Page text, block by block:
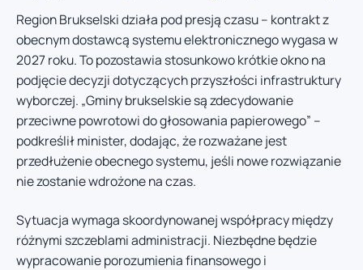
Region Brukselski działa pod presją czasu – kontrakt z
obecnym dostawcą systemu elektronicznego wygasa w
2027 roku. To pozostawia stosunkowo krótkie okno na
podjęcie decyzji dotyczących przyszłości infrastruktury
wyborczej. „Gminy brukselskie są zdecydowanie
przeciwne powrotowi do głosowania papierowego” –
podkreślił minister, dodając, że rozważane jest
przedłużenie obecnego systemu, jeśli nowe rozwiązanie
nie zostanie wdrożone na czas.
Sytuacja wymaga skoordynowanej współpracy między
różnymi szczeblami administracji. Niezbędne będzie
wypracowanie porozumienia finansowego i